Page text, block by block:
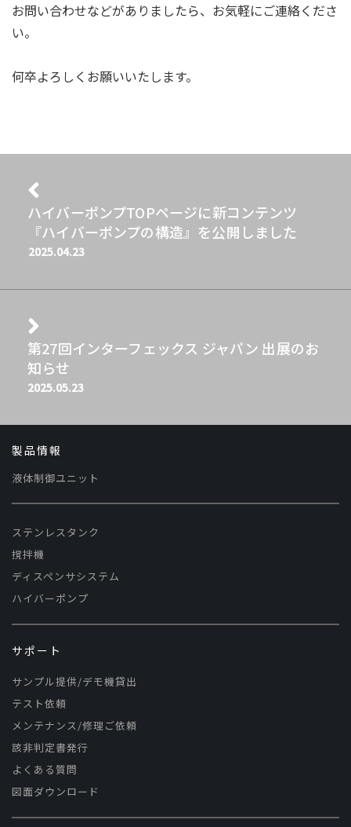
お問い合わせなどがありましたら、お気軽にご連絡くださ
い。
何卒よろしくお願いいたします。
ハイバーポンプTOPページに新コンテンツ
『ハイバーポンプの構造』を公開しました
2025.04.23
第27回インターフェックス ジャパン 出展のお
知らせ
2025.05.23
製品情報
液体制御ユニット
ステンレスタンク
撹拌機
ディスペンサシステム
ハイバーポンプ
サポート
サンプル提供/デモ機貸出
テスト依頼
メンテナンス/修理ご依頼
該非判定書発行
よくある質問
図面ダウンロード